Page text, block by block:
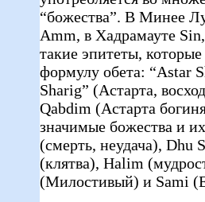
“божества”. В Минее
Аmm, в Хадрамауте
такие эпитеты,
формулу обета: “Astar
Sharig” (Астарта,
Qabdim (Астарта
значимые божества и
(смерть, неудача), Dhu
(клятва), Halim
(Милостивый) и Sami